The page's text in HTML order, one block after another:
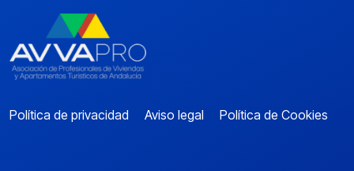
Política de privacidad Aviso legal Política de Cookies